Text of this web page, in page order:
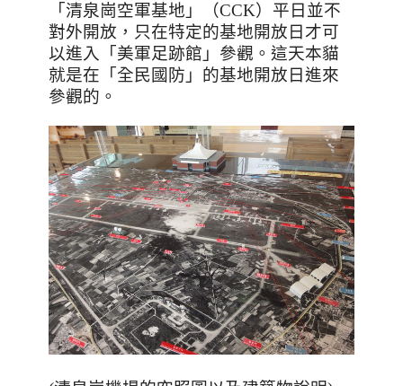
「清泉崗空軍基地」（CCK）平日並不
對外開放，只在特定的基地開放日才可
以進入「美軍足跡館」參觀。這天本貓
就是在「全民國防」的基地開放日進來
參觀的。